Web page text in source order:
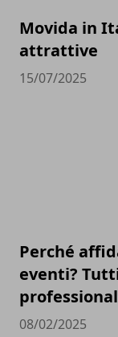
Movida in
attrattive
15/07/2025
Perché
eventi?
08/02/2025